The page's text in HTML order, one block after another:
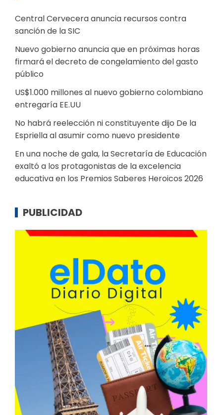
Central Cervecera anuncia recursos contra
sanción de la SIC
Nuevo gobierno anuncia que en próximas horas
firmará el decreto de congelamiento del gasto
público
US$1.000 millones al nuevo gobierno colombiano
entregaría EE.UU
No habrá reelección ni constituyente dijo De la
Espriella al asumir como nuevo presidente
En una noche de gala, la Secretaría de Educación
exaltó a los protagonistas de la excelencia
educativa en los Premios Saberes Heroicos 2026
PUBLICIDAD